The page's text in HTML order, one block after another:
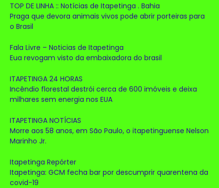
TOP DE LINHA :: Notícias de Itapetinga . Bahia
Praga que devora animais vivos pode abrir porteiras para
o Brasil
Fala Livre – Noticias de Itapetinga
Eua revogam visto da embaixadora do brasil
ITAPETINGA 24 HORAS
Incêndio florestal destrói cerca de 600 imóveis e deixa
milhares sem energia nos EUA
ITAPETINGA NOTÍCIAS
Morre aos 58 anos, em São Paulo, o itapetinguense Nelson
Marinho Jr.
Itapetinga Repórter
Itapetinga: GCM fecha bar por descumprir quarentena da
covid-19